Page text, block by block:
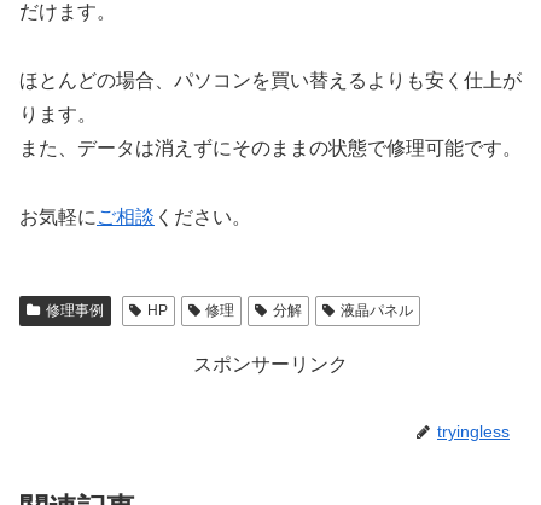
だけます。
ほとんどの場合、パソコンを買い替えるよりも安く仕上が
ります。
また、データは消えずにそのままの状態で修理可能です。
お気軽に ご相談 ください。
修理事例 HP 修理 分解 液晶パネル
スポンサーリンク
tryingless